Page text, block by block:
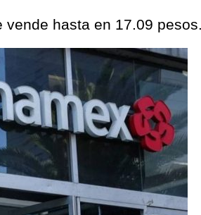
hasta en 17.09 pesos.